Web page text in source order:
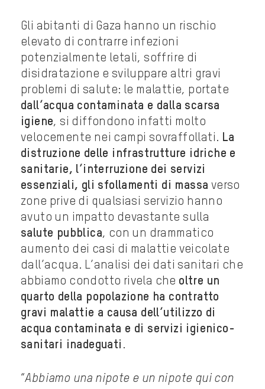
Gli abitanti di Gaza hanno un rischio
elevato di contrarre infezioni
potenzialmente letali, soffrire di
disidratazione e sviluppare altri gravi
problemi di salute: le malattie, portate
dall’acqua contaminata e dalla scarsa
igiene, si diffondono infatti molto
velocemente nei campi sovraffollati. La
distruzione delle infrastrutture idriche e
sanitarie, l’interruzione dei servizi
essenziali, gli sfollamenti di massa verso
zone prive di qualsiasi servizio hanno
avuto un impatto devastante sulla
salute pubblica, con un drammatico
aumento dei casi di malattie veicolate
dall’acqua. L’analisi dei dati sanitari che
abbiamo condotto rivela che oltre un
quarto della popolazione ha contratto
gravi malattie a causa dell’utilizzo di
acqua contaminata e di servizi igienico-
sanitari inadeguati .
“Abbiamo una nipote e un nipote qui con